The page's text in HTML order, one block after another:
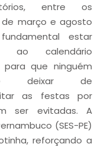
entre os
março e agosto
estar
ao calendário
para que ninguém
deixar de
as festas por
ser evitadas. A
(SES-PE)
reforçando a